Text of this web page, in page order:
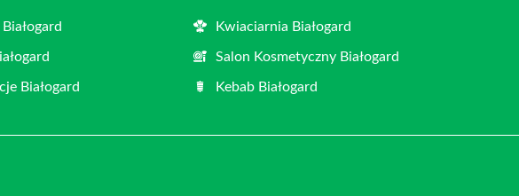
Kwiaciarnia Białogard
Salon Kosmetyczny Białogard
Białogard Kebab Białogard